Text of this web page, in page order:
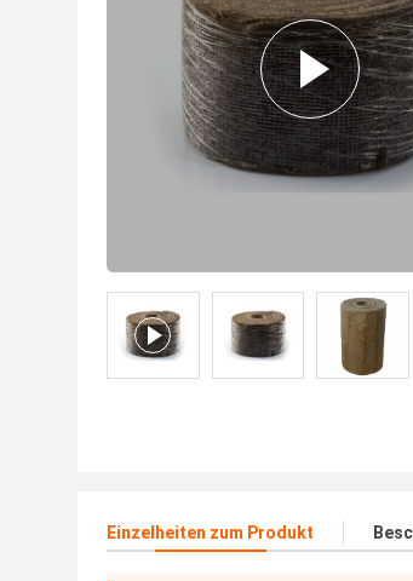
Einzelheiten zum Produkt